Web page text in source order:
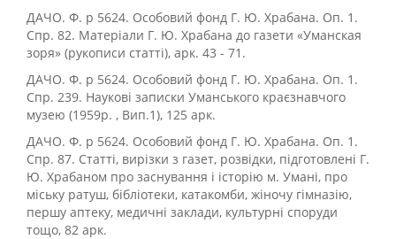
ДАЧО. Ф. р 5624. Особовий фонд Г. Ю. Храбана. Оп. 1.
Спр. 82. Матеріали Г. Ю. Храбана до газети «Уманская
зоря» (рукописи статті), арк. 43 - 71.
ДАЧО. Ф. р 5624. Особовий фонд Г. Ю. Храбана. Оп. 1.
Спр. 239. Наукові записки Уманського краєзнавчого
музею (1959р. , Вип.1), 125 арк.
ДАЧО. Ф. р 5624. Особовий фонд Г. Ю. Храбана. Оп. 1.
Спр. 87. Статті, вирізки з газет, розвідки, підготовлені Г.
Ю. Храбаном про заснування і історію м. Умані, про
міську ратуш, бібліотеки, катакомби, жіночу гімназію,
першу аптеку, медичні заклади, культурні споруди
тощо, 82 арк.